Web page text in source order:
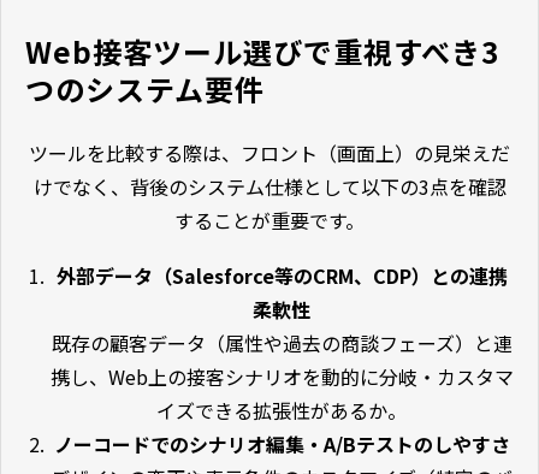
Web接客ツール選びで重視すべき3
つのシステム要件
ツールを比較する際は、フロント（画面上）の見栄えだ
けでなく、背後のシステム仕様として以下の3点を確認
することが重要です。
外部データ（Salesforce等のCRM、CDP）との連携
柔軟性
既存の顧客データ（属性や過去の商談フェーズ）と連
携し、Web上の接客シナリオを動的に分岐・カスタマ
イズできる拡張性があるか。
ノーコードでのシナリオ編集・A/Bテストのしやすさ